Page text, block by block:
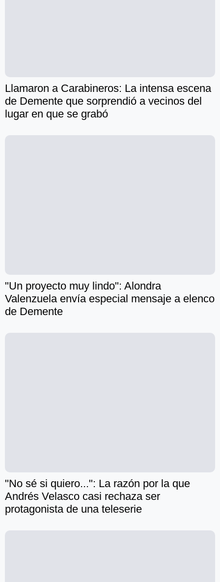
Llamaron a Carabineros: La intensa escena
de Demente que sorprendió a vecinos del
lugar en que se grabó
"Un proyecto muy lindo": Alondra
Valenzuela envía especial mensaje a elenco
de Demente
"No sé si quiero...": La razón por la que
Andrés Velasco casi rechaza ser
protagonista de una teleserie